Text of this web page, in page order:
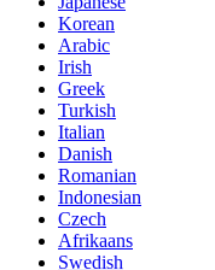
Korean
Arabic
Irish
Greek
Turkish
Italian
Danish
Romanian
Indonesian
Czech
Afrikaans
Swedish